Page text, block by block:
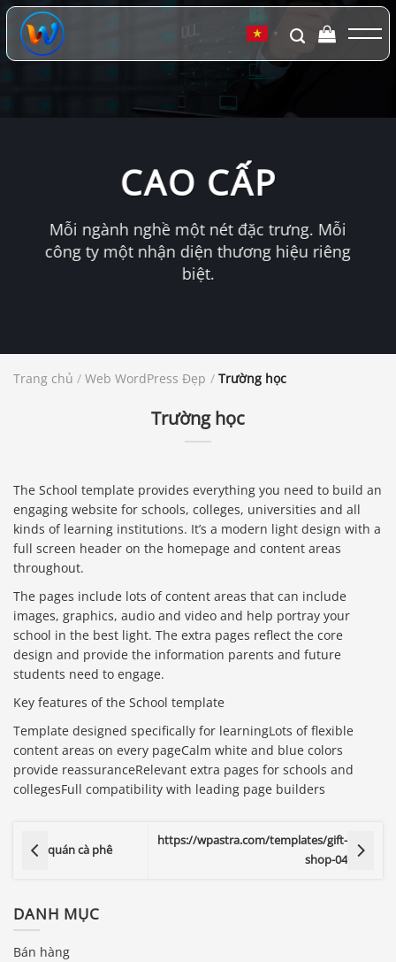
Chuyển
đến
dung
▼
CAO CẤP
Mỗi ngành nghề một nét đặc trưng. Mỗi
công ty một nhận diện thương hiệu riêng
biệt.
Trang chủ / Web WordPress Đẹp / Trường học
Trường học
The School template provides everything you need to build an
engaging website for schools, colleges, universities and all
kinds of learning institutions. It’s a modern light design with a
full screen header on the homepage and content areas
throughout.
The pages include lots of content areas that can include
images, graphics, audio and video and help portray your
school in the best light. The extra pages reflect the core
design and provide the information parents and future
students need to engage.
Key features of the School template
Template designed specifically for learningLots of flexible
content areas on every pageCalm white and blue colors
provide reassuranceRelevant extra pages for schools and
collegesFull compatibility with leading page builders
quán cà phê
https://wpastra.com/templates/gift-
shop-04
DANH MỤC
Bán hàng